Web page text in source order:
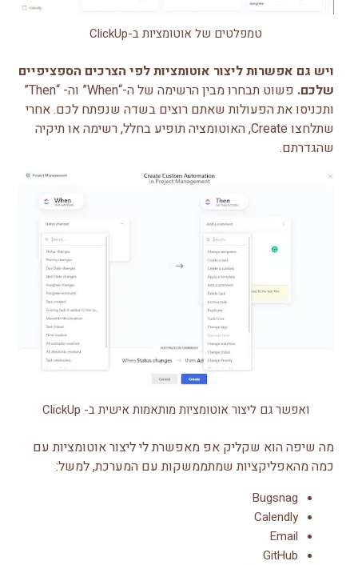
טמפלטים של אוטומציות ב-ClickUp
ויש גם אפשרות ליצור אוטומציות לפי הצרכים הספציפיים
שלכם.
פשוט תבחרו מבין הרשימה של ה-“When” וה- “Then”
ותכניסו את הפעולות שאתם רוצים בשדה שנפתח לכם. אחרי
שתלחצו Create, האוטומציה תופיע בחלל, רשימה או תיקיה
שהגדרתם.
ואפשר גם ליצור אוטומציות מותאמות אישית ב- ClickUp
מה שיפה הוא שקליק אפ מאפשרת לי ליצור אוטומציות עם
כמה מהאפליקציות שמתממשקות עם המערכת, למשל:
Bugsnag
Calendly
Email
GitHub